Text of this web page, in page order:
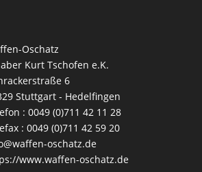
Oschatz
Kurt Tschofen e.K.
6
Stuttgart - Hedelfingen
: 0049 (0)711 42 11 28
: 0049 (0)711 42 59 20
oschatz.de
www.waffen-oschatz.de